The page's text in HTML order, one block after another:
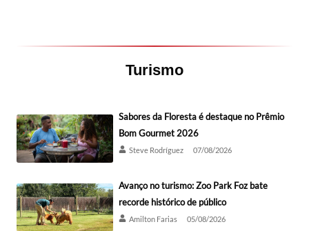
Turismo
Sabores da Floresta é destaque no Prêmio
Bom Gourmet 2026
Steve Rodríguez 07/08/2026
Avanço no turismo: Zoo Park Foz bate
recorde histórico de público
Amilton Farias 05/08/2026